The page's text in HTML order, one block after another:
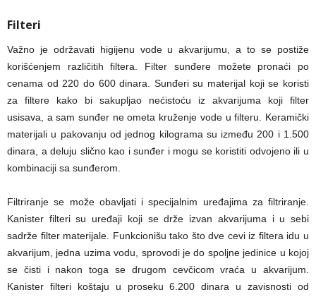
Filteri
Važno je održavati higijenu vode u akvarijumu, a to se postiže
korišćenjem različitih filtera. Filter sunđere možete pronaći po
cenama od 220 do 600 dinara. Sunđeri su materijal koji se koristi
za filtere kako bi sakupljao nećistoću iz akvarijuma koji filter
usisava, a sam sunđer ne ometa kruženje vode u filteru. Keramički
materijali u pakovanju od jednog kilograma su između 200 i 1.500
dinara, a deluju slično kao i sunđer i mogu se koristiti odvojeno ili u
kombinaciji sa sunđerom.
Filtriranje se može obavljati i specijalnim uređajima za filtriranje.
Kanister filteri su uređaji koji se drže izvan akvarijuma i u sebi
sadrže filter materijale. Funkcionišu tako što dve cevi iz filtera idu u
akvarijum, jedna uzima vodu, sprovodi je do spoljne jedinice u kojoj
se čisti i nakon toga se drugom cevčicom vraća u akvarijum.
Kanister filteri koštaju u proseku 6.200 dinara u zavisnosti od